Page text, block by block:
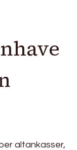
altankasser,